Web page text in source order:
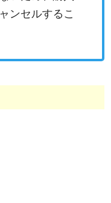
ンセルするこ